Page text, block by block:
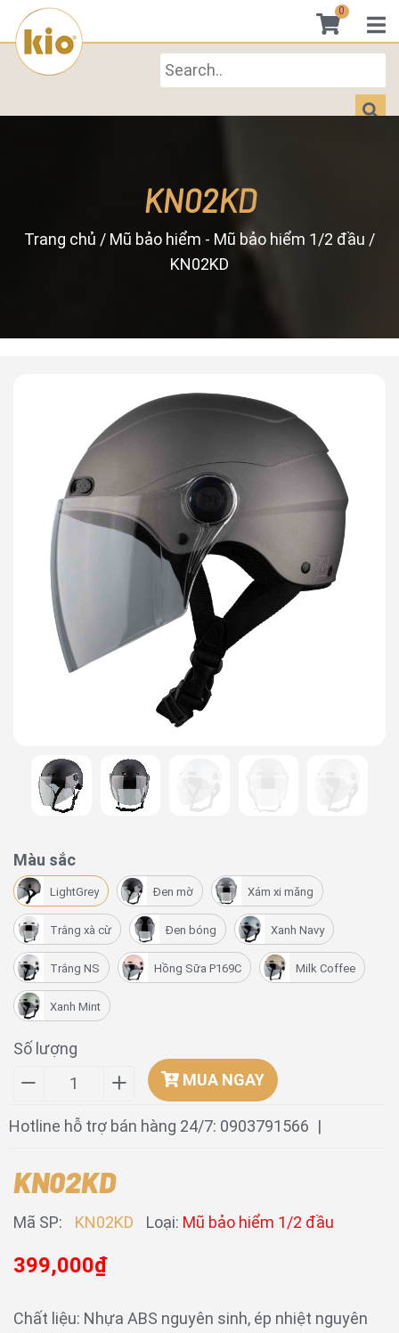
0
KN02KD
Trang chủ / Mũ bảo hiểm - Mũ bảo hiểm 1/2 đầu /
KN02KD
Màu sắc
LightGrey Đen mờ Xám xi măng
Trắng xà cừ Đen bóng Xanh Navy
Trắng NS Hồng Sữa P169C Milk Coffee
Xanh Mint
Số lượng
số
sản
đi
1
số
lên
MUA NGAY
Hotline hỗ trợ bán hàng 24/7: 0903791566 |
KN02KD
Mã SP: KN02KD Loại: Mũ bảo hiểm 1/2 đầu
399,000₫
Chất liệu: Nhựa ABS nguyên sinh, ép nhiệt nguyên